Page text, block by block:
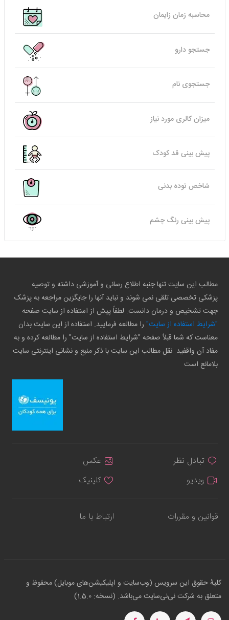
محاسبه زمان زایمان
جستجو دارو
جستجوی نام
میزان کالری مورد نیاز
پیش بینی قد کودک
شاخص توده بدنی
پیش بینی رنگ چشم
مطالب این سایت تنها جنبه اطلاع رسانی و آموزشی داشته و توصیه
پزشکی تخصصی تلقی نمی شوند و نباید آنها را جایگزین مراجعه به پزشک
جهت تشخیص و درمان دانست. لطفاً پیش از استفاده از سایت صفحه
"شرایط استفاده از سایت" را مطالعه فرمایید. استفاده از این سایت بدان
معناست که شما قبلاً صفحه "شرایط استفاده از سایت" را مطالعه کرده و به
مفاد آن واقفید. نقل مطالب این سایت با ذکر منبع و نشانی اینترنتی سایت
بلامانع است
تبادل نظر
عکس
ویدیو
کلینیک
قوانین و مقررات ارتباط با ما
کلیهٔ حقوق این سرویس (وب‌سایت و اپلیکیشن‌های موبایل) محفوظ و
متعلق به شرکت نی‌نی‌سایت می‌باشد. (نسخه: 1.5.0)